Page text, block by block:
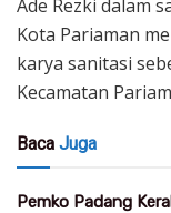
Ade Rezki dalam
Kota Pariaman
karya sanitasi
Kecamatan
Baca Juga
Pemko Padang